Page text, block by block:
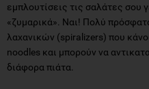
εμπλουτίσεις τις σαλάτες σου
«ζυμαρικά». Ναι! Πολύ
λαχανικών (spiralizers) που
noodles και μπορούν να
διάφορα πιάτα.